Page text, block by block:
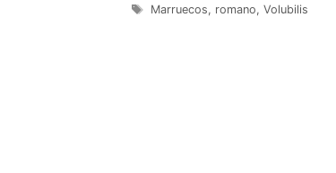
Etiquetas
Marruecos, romano, Volubilis